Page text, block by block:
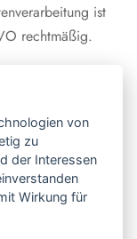
ist
rechtmäßig.
dieser
von
zu
der Interessen
Wirkung für